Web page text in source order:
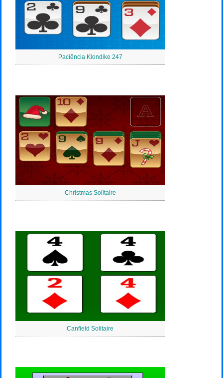
Paciência Klondike 247
Christmas Solitaire
Canfield Solitaire